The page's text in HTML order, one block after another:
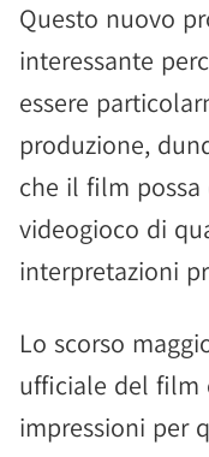
Questo nuovo
interessante
essere
produzione,
che il film possa
videogioco di
interpretazioni
Lo scorso
ufficiale del film
impressioni per